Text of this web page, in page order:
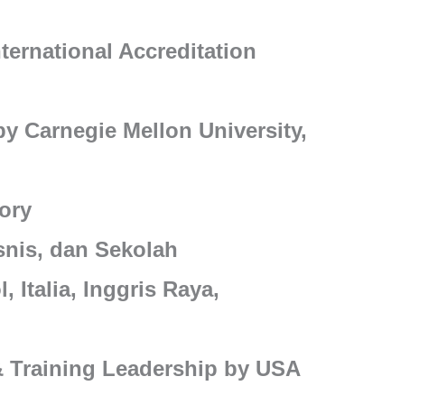
Accreditation
Carnegie Mellon University,
dan Sekolah
Italia, Inggris Raya,
Leadership by USA